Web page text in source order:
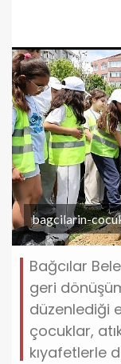
bagcilarin-
Bağcılar
geri
düzenlediği
çocuklar,
kıyafetlerle